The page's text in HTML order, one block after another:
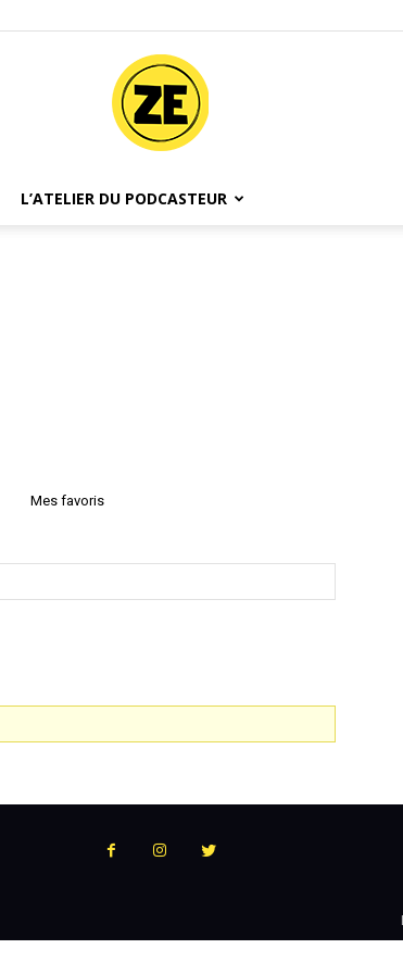
L’ATELIER DU PODCASTEUR
Mes favoris